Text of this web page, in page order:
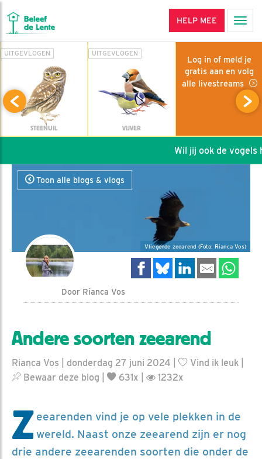
HELP MEE
UITGEVLOGEN
STEENUIL
UITGEVLOGEN
VIJVER
Log in of meld je
gratis aan en volg
alle livestreams
Wil jij ook de vogels
Toon alle blogs & vlogs
Vliegende zeearend (Foto: Rianca Vos)
Door Rianca Vos
Andere soorten zeearend
Rianca Vos | donderdag 27 juni 2024 | Vind ik leuk
Bewaar deze blog
631x | 1232x
Z eearenden vind je op vele plekken in de
wereld. Naast onze zeearend zijn er nog
drie andere zeearenden soorten die onder de